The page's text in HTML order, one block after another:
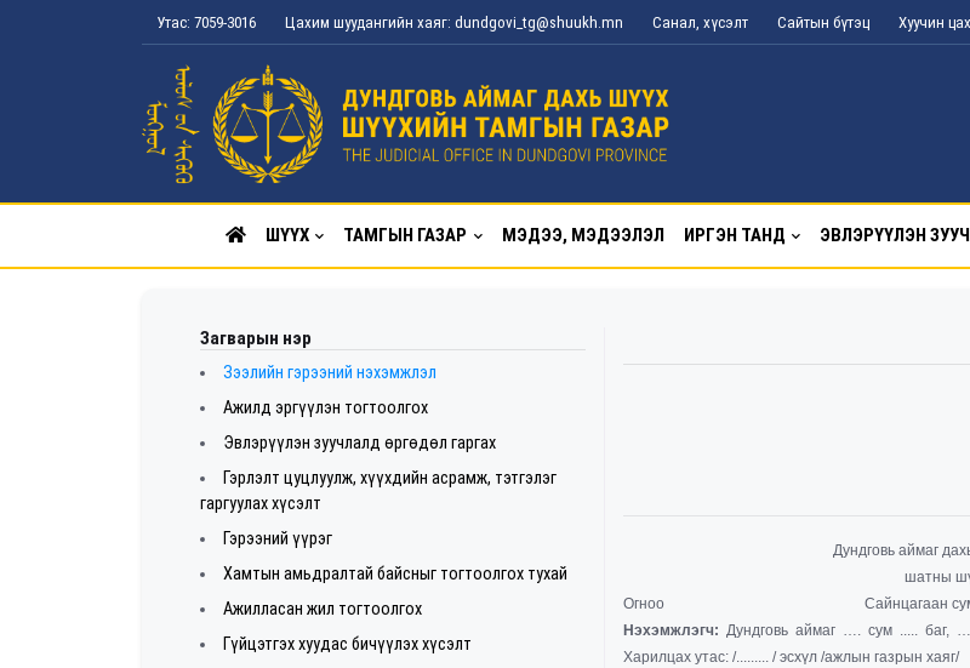
Утас: 7059-3016 Цахим шуудангийн хаяг: dundgovi_tg@shuukh.mn Санал, хүсэлт Сайтын бүтэц Хуучин
ШҮҮХ ТАМГЫН ГАЗАР МЭДЭЭ, МЭДЭЭЛЭЛ ИРГЭН ТАНД ЭВЛЭРҮҮЛЭН
Загварын нэр
Зээлийн гэрээний нэхэмжлэл
Ажилд эргүүлэн тогтоолгох
Эвлэрүүлэн зуучлалд өргөдөл гаргах
Гэрлэлт цуцлуулж, хүүхдийн асрамж, тэтгэлэг
гаргуулах хүсэлт
Гэрээний үүрэг
Хамтын амьдралтай байсныг тогтоолгох тухай
Ажилласан жил тогтоолгох
Гүйцэтгэх хуудас бичүүлэх хүсэлт
Дундговь аймаг
шатны
Огноо Сайнцагаан
Нэхэмжлэгч: Дундговь аймаг …. сум ..... баг,
Харилцах утас: /......... / эсхүл /ажлын газрын хаяг/